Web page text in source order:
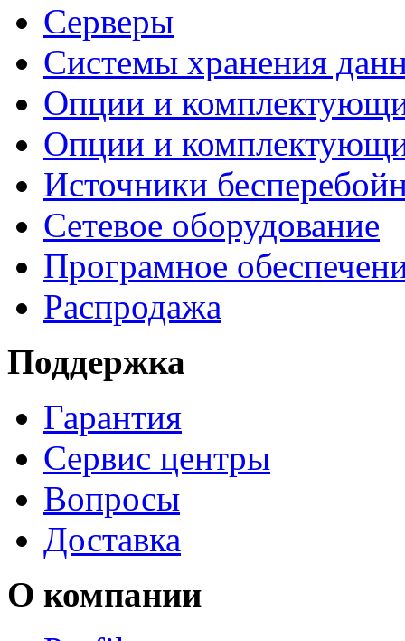
Серверы
Системы хранения
Опции и
Опции и
Источники
Сетевое оборудование
Програмное
Распродажа
Поддержка
Гарантия
Сервис центры
Вопросы
Доставка
О компании